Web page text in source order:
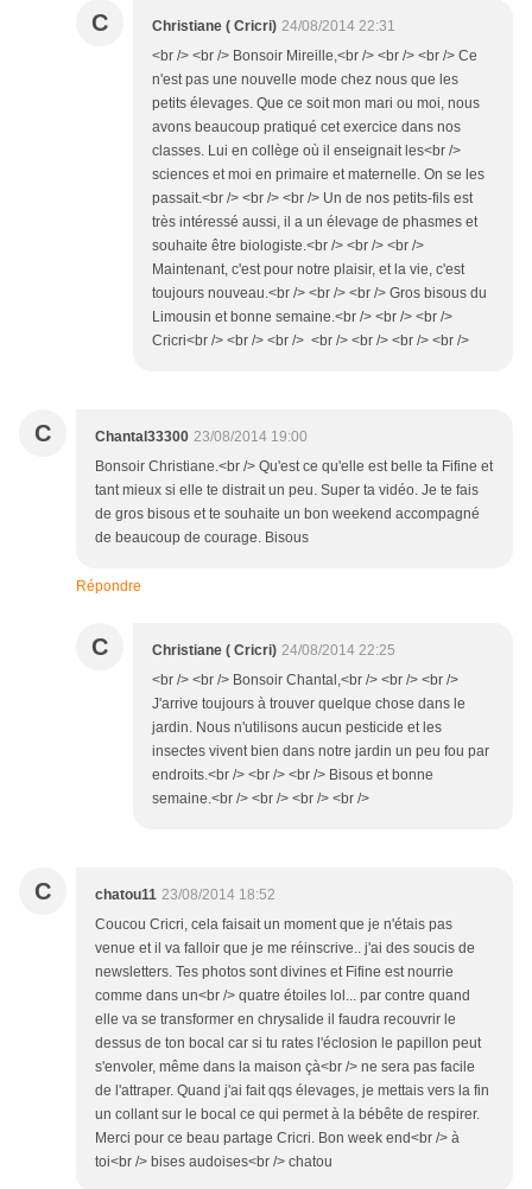
C Christiane ( Cricri) 24/08/2014 22:31
<br /> <br /> Bonsoir Mireille,<br /> <br /> <br /> Ce
n'est pas une nouvelle mode chez nous que les
petits élevages. Que ce soit mon mari ou moi, nous
avons beaucoup pratiqué cet exercice dans nos
classes. Lui en collège où il enseignait les<br />
sciences et moi en primaire et maternelle. On se les
passait.<br /> <br /> <br /> Un de nos petits-fils est
très intéressé aussi, il a un élevage de phasmes et
souhaite être biologiste.<br /> <br /> <br />
Maintenant, c'est pour notre plaisir, et la vie, c'est
toujours nouveau.<br /> <br /> <br /> Gros bisous du
Limousin et bonne semaine.<br /> <br /> <br />
Cricri<br /> <br /> <br /> <br /> <br /> <br /> <br />
C Chantal33300 23/08/2014 19:00
Bonsoir Christiane.<br /> Qu'est ce qu'elle est belle ta Fifine et
tant mieux si elle te distrait un peu. Super ta vidéo. Je te fais
de gros bisous et te souhaite un bon weekend accompagné
de beaucoup de courage. Bisous
Répondre
C Christiane ( Cricri) 24/08/2014 22:25
<br /> <br /> Bonsoir Chantal,<br /> <br /> <br />
J'arrive toujours à trouver quelque chose dans le
jardin. Nous n'utilisons aucun pesticide et les
insectes vivent bien dans notre jardin un peu fou par
endroits.<br /> <br /> <br /> Bisous et bonne
semaine.<br /> <br /> <br /> <br />
C chatou11 23/08/2014 18:52
Coucou Cricri, cela faisait un moment que je n'étais pas
venue et il va falloir que je me réinscrive.. j'ai des soucis de
newsletters. Tes photos sont divines et Fifine est nourrie
comme dans un<br /> quatre étoiles lol... par contre quand
elle va se transformer en chrysalide il faudra recouvrir le
dessus de ton bocal car si tu rates l'éclosion le papillon peut
s'envoler, même dans la maison çà<br /> ne sera pas facile
de l'attraper. Quand j'ai fait qqs élevages, je mettais vers la fin
un collant sur le bocal ce qui permet à la bébête de respirer.
Merci pour ce beau partage Cricri. Bon week end<br /> à
toi<br /> bises audoises<br /> chatou